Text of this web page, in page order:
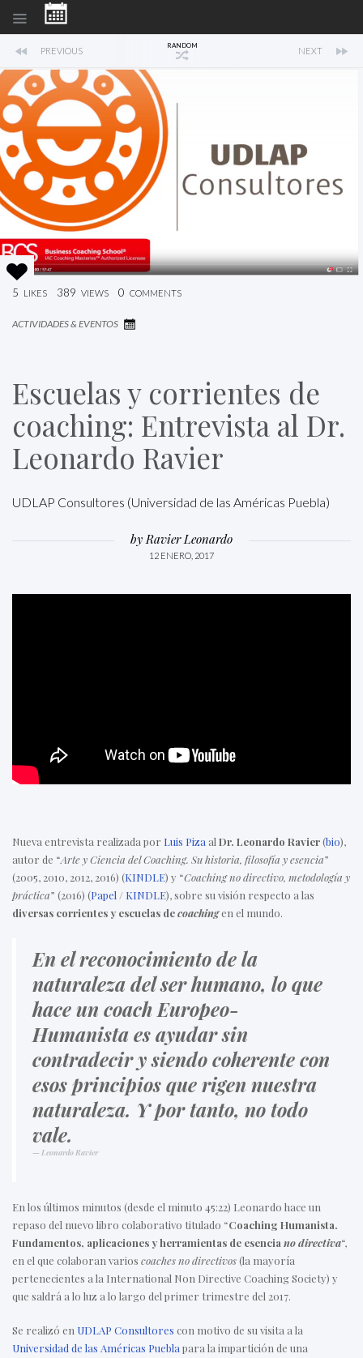
PREVIOUS RANDOM NEXT
5 LIKES 389 VIEWS 0 COMMENTS
ACTIVIDADES & EVENTOS
Escuelas y corrientes de
coaching: Entrevista al Dr.
Leonardo Ravier
UDLAP Consultores (Universidad de las Américas Puebla)
by Ravier Leonardo
12 ENERO, 2017
Nueva entrevista realizada por Luis Piza al Dr. Leonardo Ravier(bio),
autor de “Arte y Ciencia del Coaching. Su historia, filosofía y esencia”
(2005, 2010, 2012, 2016) (KINDLE) y “Coaching no directivo, metodología y
práctica” (2016) (Papel / KINDLE), sobre su visión respecto a las
diversas corrientes y escuelas decoachingen el mundo.
En el reconocimiento de la
naturaleza del ser humano, lo que
hace un coach Europeo-
Humanista es ayudar sin
contradecir y siendo coherente con
esos principios que rigen nuestra
naturaleza. Y por tanto, no todo
vale.
Leonardo Ravier
En los últimos minutos (desde el minuto 45:22) Leonardo hace un
repaso del nuevo libro colaborativo titulado “Coaching Humanista.
Fundamentos, aplicaciones y herramientas de esencia no directiva“,
en el que colaboran varios coaches no directivos(la mayoría
pertenecientes a la International Non Directive Coaching Society) y
que saldrá a lo luz a lo largo del primer trimestre del 2017.
Se realizó en UDLAP Consultores con motivo de su visita a la
Universidad de las Américas Puebla para la impartición de una